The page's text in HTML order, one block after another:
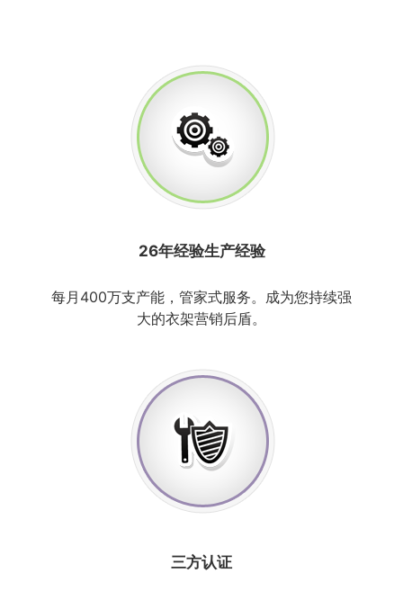
26年经验生产经验
每月400万支产能，管家式服务。成为您持续强
大的衣架营销后盾。
三方认证